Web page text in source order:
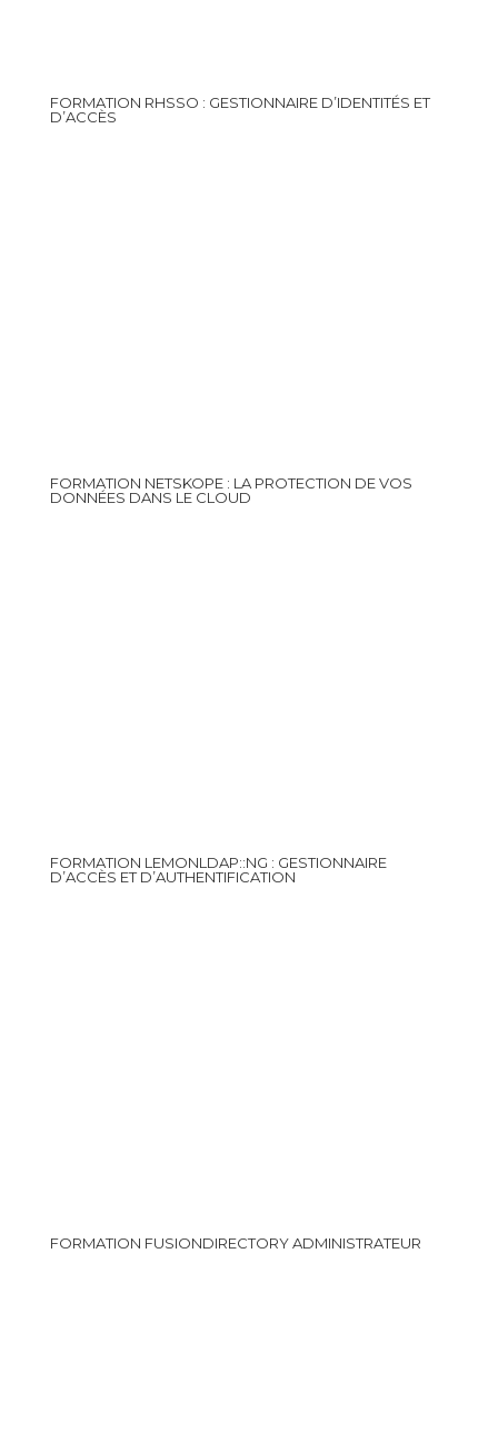
FORMATION RHSSO : GESTIONNAIRE D’IDENTITÉS ET
D’ACCÈS
FORMATION NETSKOPE : LA PROTECTION DE VOS
DONNÉES DANS LE CLOUD
FORMATION LEMONLDAP::NG : GESTIONNAIRE
D’ACCÈS ET D’AUTHENTIFICATION
FORMATION FUSIONDIRECTORY ADMINISTRATEUR